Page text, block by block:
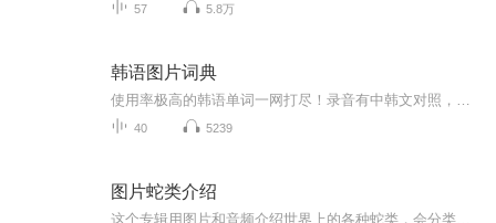
57 5.8万
韩语图片词典
40 5239
图片蛇类介绍